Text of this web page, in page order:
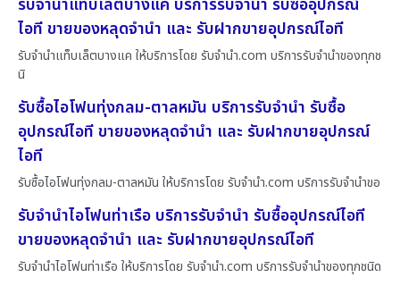
ไอที ขายของหลุดจำนำ และ รับฝากขายอุปกรณ์ไอที
รับจำนำแท็บเล็ตบางแค ให้บริการโดย รับจํานํา.com บริการรับจำนำของทุกช
นิ
รับซื้อไอโฟนทุ่งกลม-ตาลหมัน บริการรับจำนำ รับซื้อ
อุปกรณ์ไอที ขายของหลุดจำนำ และ รับฝากขายอุปกรณ์
ไอที
รับซื้อไอโฟนทุ่งกลม-ตาลหมัน ให้บริการโดย รับจํานํา.com บริการรับจำนำขอ
รับจำนำไอโฟนท่าเรือ บริการรับจำนำ รับซื้ออุปกรณ์ไอที
ขายของหลุดจำนำ และ รับฝากขายอุปกรณ์ไอที
รับจำนำไอโฟนท่าเรือ ให้บริการโดย รับจํานํา.com บริการรับจำนำของทุกชนิด